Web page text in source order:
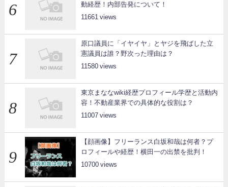
動経歴！内部告発について！
11661
原口議員に「イヤイヤ」とヤジを飛ばした立
憲議員は誰？野次った理由は？
11580
東京まななwiki経歴プロフィール学歴と活動内
容！不動産業界での具体的な役割は？
11007
【顔画像】フリーランス白坂和哉は何者？プ
ロフィールや経歴！横田一の出禁を批判！
10700